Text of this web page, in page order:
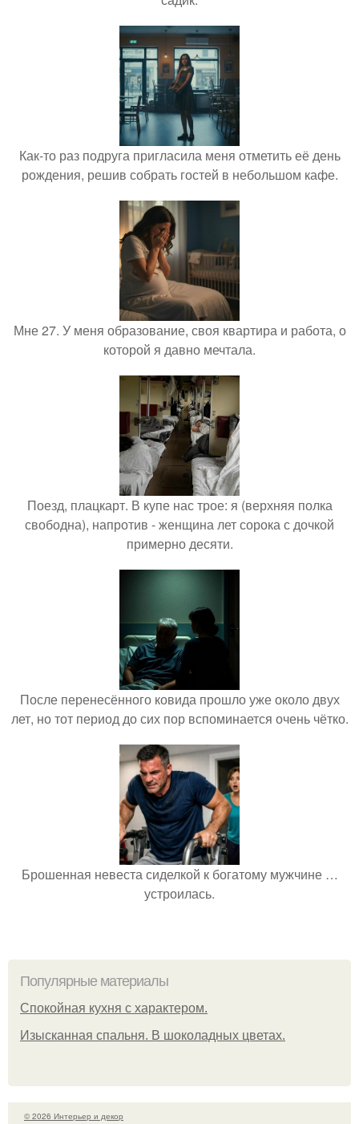
Как-то раз подруга пригласила меня отметить её день
рождения, решив собрать гостей в небольшом кафе.
Мне 27. У меня образование, своя квартира и работа, о
которой я давно мечтала.
Поезд, плацкарт. В купе нас трое: я (верхняя полка
свободна), напротив - женщина лет сорока с дочкой
примерно десяти.
После перенесённого ковида прошло уже около двух
лет, но тот период до сих пор вспоминается очень чётко.
Брошенная невеста сиделкой к богатому мужчине …
устроилась.
Популярные материалы
Спокойная кухня с характером.
Изысканная спальня. В шоколадных цветах.
© 2026 Интерьер и декор